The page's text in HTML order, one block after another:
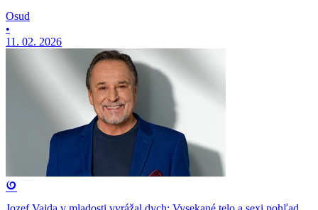
Osud
•
11. 02. 2026